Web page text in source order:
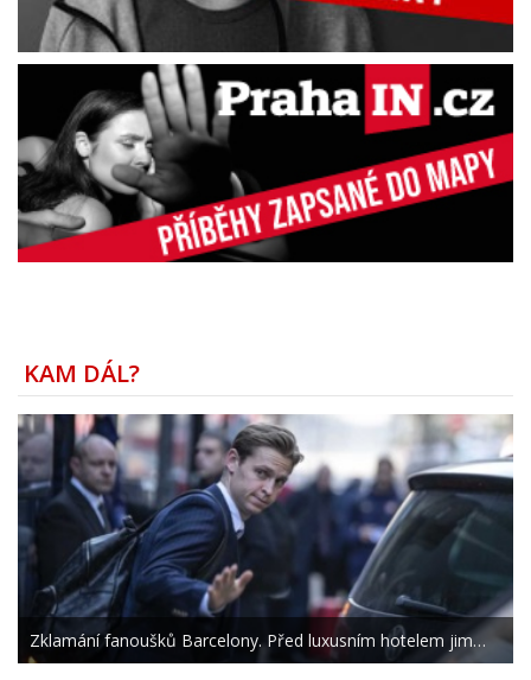
KAM DÁL?
Zklamání fanoušků Barcelony. Před luxusním hotelem jim…